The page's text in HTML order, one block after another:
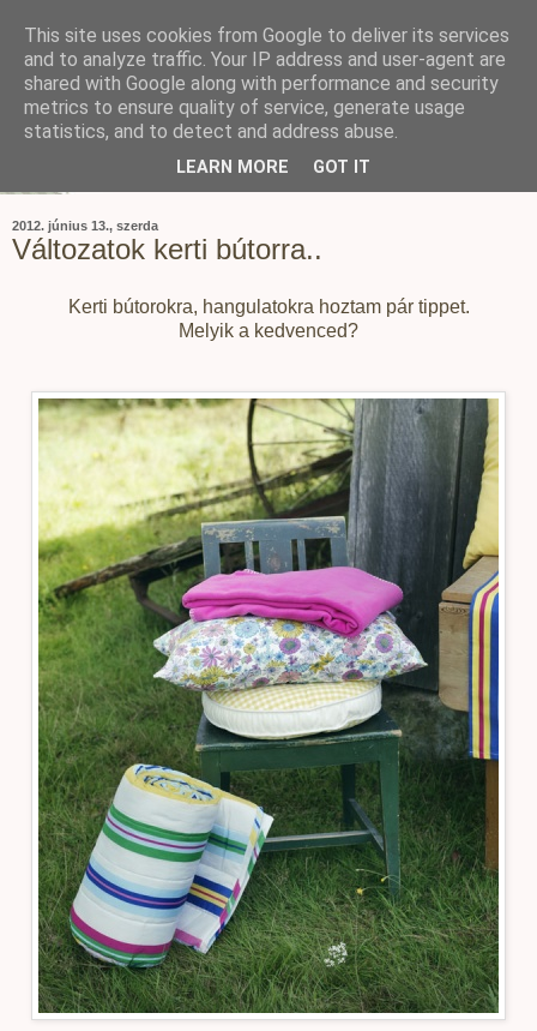
2012. június 13., szerda
Változatok kerti bútorra..
Kerti bútorokra, hangulatokra hoztam pár tippet.
Melyik a kedvenced?
This site uses cookies from Google to deliver its services
and to analyze traffic. Your IP address and user-agent are
shared with Google along with performance and security
metrics to ensure quality of service, generate usage
statistics, and to detect and address abuse.
LEARN MORE GOT IT